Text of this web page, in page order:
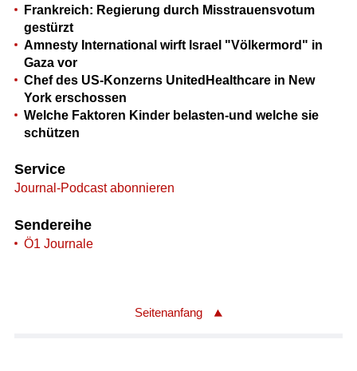
Frankreich: Regierung durch Misstrauensvotum
gestürzt
Amnesty International wirft Israel "Völkermord" in
Gaza vor
Chef des US-Konzerns UnitedHealthcare in New
York erschossen
Welche Faktoren Kinder belasten-und welche sie
schützen
Service
Journal-Podcast abonnieren
Sendereihe
Ö1 Journale
Seitenanfang